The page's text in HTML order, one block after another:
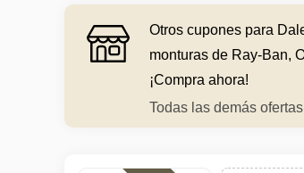
Otros cupones para
monturas de Ray-Ban,
¡Compra ahora!
Todas las demás